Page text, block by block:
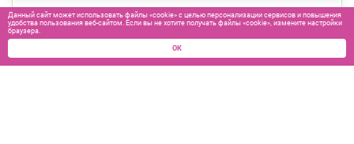
Данный сайт может использовать файлы «cookie» с целью персонализации сервисов и повышения
удобства пользования веб-сайтом. Если вы не хотите получать файлы «cookie», измените настройки
браузера.
ОК